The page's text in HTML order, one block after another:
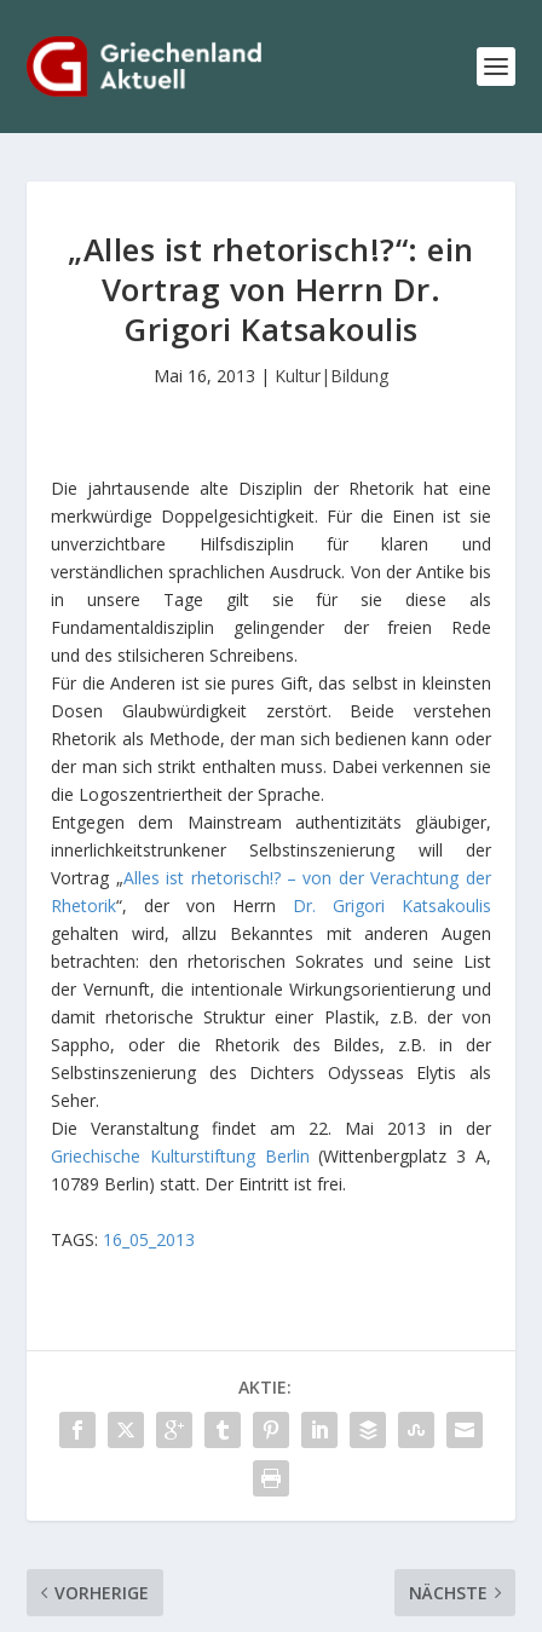
„Alles ist rhetorisch!?“: ein
Vortrag von Herrn Dr.
Grigori Katsakoulis
Mai 16, 2013 | Kultur|Bildung
Die jahrtausende alte Disziplin der Rhetorik hat eine
merkwürdige Doppelgesichtigkeit. Für die Einen ist sie
unverzichtbare Hilfsdisziplin für klaren und
verständlichen sprachlichen Ausdruck. Von der Antike bis
in unsere Tage gilt sie für sie diese als
Fundamentaldisziplin gelingender der freien Rede
und des stilsicheren Schreibens.
Für die Anderen ist sie pures Gift, das selbst in kleinsten
Dosen Glaubwürdigkeit zerstört. Beide verstehen
Rhetorik als Methode, der man sich bedienen kann oder
der man sich strikt enthalten muss. Dabei verkennen sie
die Logoszentriertheit der Sprache.
Entgegen dem Mainstream authentizitäts gläubiger,
innerlichkeitstrunkener Selbstinszenierung will der
Vortrag „Alles ist rhetorisch!? – von der Verachtung der
Rhetorik“, der von Herrn Dr. Grigori Katsakoulis
gehalten wird, allzu Bekanntes mit anderen Augen
betrachten: den rhetorischen Sokrates und seine List
der Vernunft, die intentionale Wirkungsorientierung und
damit rhetorische Struktur einer Plastik, z.B. der von
Sappho, oder die Rhetorik des Bildes, z.B. in der
Selbstinszenierung des Dichters Odysseas Elytis als
Seher.
Die Veranstaltung findet am 22. Mai 2013 in der
Griechische Kulturstiftung Berlin (Wittenbergplatz 3 A,
10789 Berlin) statt. Der Eintritt ist frei.
TAGS: 16_05_2013
AKTIE:
VORHERIGE NÄCHSTE